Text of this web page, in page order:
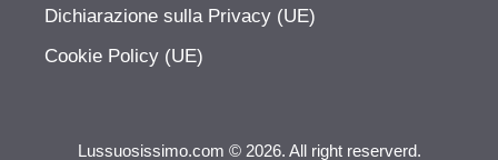
Dichiarazione sulla Privacy (UE)
Cookie Policy (UE)
Lussuosissimo.com © 2026. All right reserverd.